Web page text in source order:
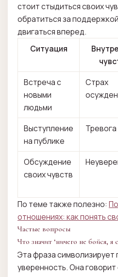
стоит стыдиться своих
обратиться за
двигаться вперед.
Ситуация
Встреча с
новыми
людьми
Страх
Выступление
на публике
Тревога
Обсуждение
своих чувств
По теме также полезно:
отношениях: как понять
Частые вопросы
Что значит ‘ничего не бойся, я
Эта фраза символизирует
уверенность. Она